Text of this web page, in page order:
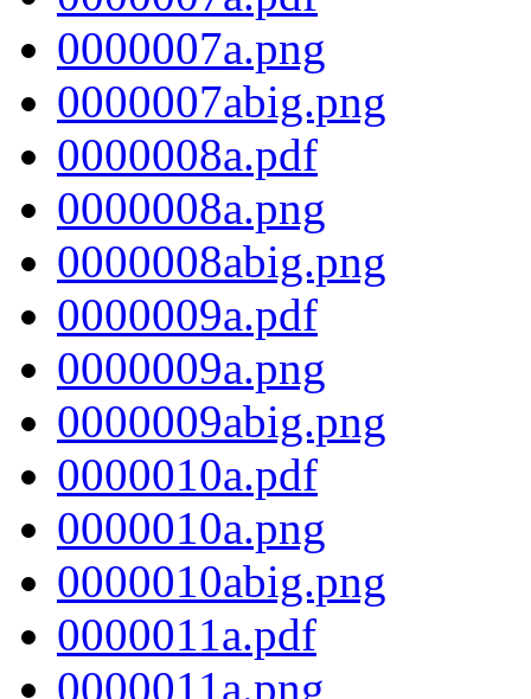
0000007a.png
0000007abig.png
0000008a.pdf
0000008a.png
0000008abig.png
0000009a.pdf
0000009a.png
0000009abig.png
0000010a.pdf
0000010a.png
0000010abig.png
0000011a.pdf
0000011a.png